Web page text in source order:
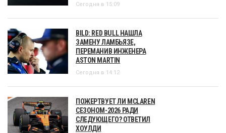
Сегодня в 15:09
BILD: RED BULL НАШЛА
ЗАМЕНУ ЛАМБЬЯЗЕ,
ПЕРЕМАНИВ ИНЖЕНЕРА
ASTON MARTIN
Сегодня в 14:12
ПОЖЕРТВУЕТ ЛИ MCLAREN
СЕЗОНОМ-2026 РАДИ
СЛЕДУЮЩЕГО? ОТВЕТИЛ
ХОУЛДИ